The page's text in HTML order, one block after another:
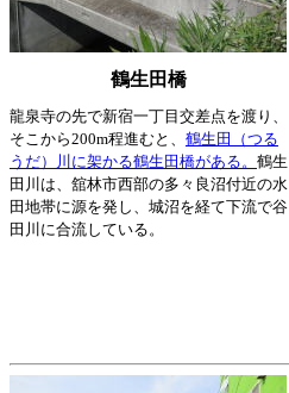
鶴生田橋
龍泉寺の先で新宿一丁目交差点を渡り、
そこから200m程進むと、 鶴生田（つる
うだ）川に架かる鶴生田橋がある。 鶴生
田川は、舘林市西部の多々良沼付近の水
田地帯に源を発し、城沼を経て下流で谷
田川に合流している。